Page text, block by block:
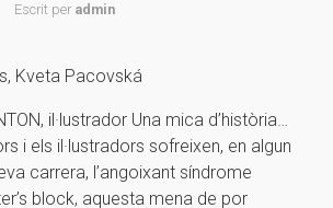
Escrit per admin
il·lustrador Una mica d’història…
i els il·lustradors sofreixen, en algun
carrera, l’angoixant síndrome
block, aquesta mena de por